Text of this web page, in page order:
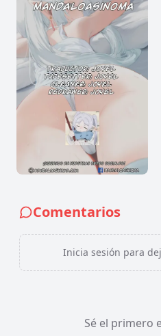
Comentarios
Inicia sesión para
Sé el primero